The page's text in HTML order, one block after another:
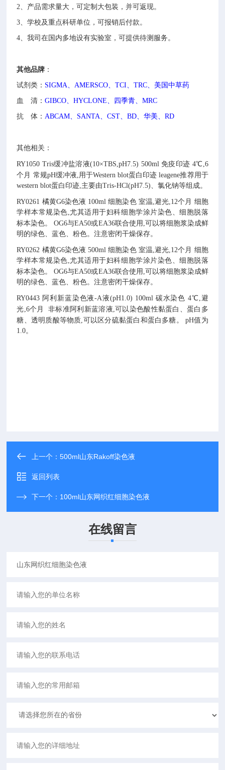
2、 产品需求量大，可定制大包装，并可返现。
3、学校及重点科研单位，可报销后付款。
4、我司在国内多地设有实验室，可提供待测服务。
其他品牌 ：
试剂类： SIGMA、AMERSCO、TCI、TRC、美国中草药
血 清：GIBCO、HYCLONE、四季青、MRC
抗 体：ABCAM、SANTA、CST、BD、华美、RD
其他相关：
RY1050 Tris缓冲盐溶液(10×TBS,pH7.5) 500ml 免疫印迹 4℃,6
个月 常规pH缓冲液,用于Western blot蛋白印迹 leagene推荐用于
western blot蛋白印迹,主要由Tris-HCl(pH7.5)、氯化钠等组成。
RY0261 橘黄G6染色液 100ml 细胞染色 室温,避光,12个月 细胞
学样本常规染色,尤其适用于妇科细胞学涂片染色、细胞脱落
标本染色。
OG6与EA50或EA36联合使用,可以将细胞浆染成鲜
明的绿色、蓝色、粉色。注意密闭干燥保存。
RY0262 橘黄G6染色液 500ml 细胞染色 室温,避光,12个月 细胞
学样本常规染色,尤其适用于妇科细胞学涂片染色、细胞脱落
标本染色。
OG6与EA50或EA36联合使用,可以将细胞浆染成鲜
明的绿色、蓝色、粉色。注意密闭干燥保存。
RY0443 阿利新蓝染色液-A液(pH1.0) 100ml 碳水染色 4℃,避
光,6个月
非标准阿利新蓝溶液,可以染色酸性黏蛋白、蛋白多
糖、透明质酸等物质,可以区分硫黏蛋白和蛋白多糖。
pH值为
1.0。
上一个：500ml山东Rakoff染色液
返回列表
下一个： 100ml山东网织红细胞染色液
在线留言